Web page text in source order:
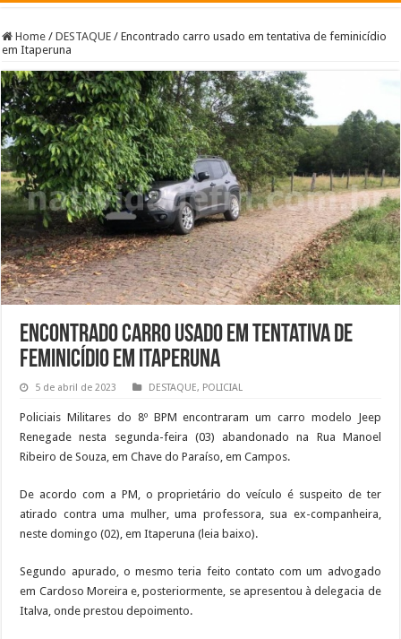
Home / DESTAQUE / Encontrado carro usado em tentativa de feminicídio
em Itaperuna
Encontrado carro usado em tentativa de
feminicídio em Itaperuna
5 de abril de 2023 DESTAQUE, POLICIAL
Policiais Militares do 8º BPM encontraram um carro modelo Jeep
Renegade nesta segunda-feira (03) abandonado na Rua Manoel
Ribeiro de Souza, em Chave do Paraíso, em Campos.
De acordo com a PM, o proprietário do veículo é suspeito de ter
atirado contra uma mulher, uma professora, sua ex-companheira,
neste domingo (02), em Itaperuna (leia baixo).
Segundo apurado, o mesmo teria feito contato com um advogado
em Cardoso Moreira e, posteriormente, se apresentou à delegacia de
Italva, onde prestou depoimento.